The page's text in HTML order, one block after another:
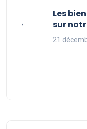
faire
Les
sur
21